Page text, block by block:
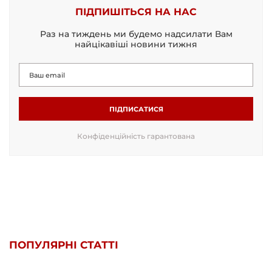
ПІДПИШІТЬСЯ НА НАС
Раз на тиждень ми будемо надсилати Вам
найцікавіші новини тижня
ПІДПИСАТИСЯ
Конфіденційність гарантована
ПОПУЛЯРНІ СТАТТІ